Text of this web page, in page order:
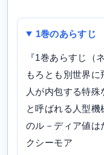
1巻のあらすじ
『1巻あらすじ（
もろとも別世界に
人が内包する特殊
と呼ばれる人型
のル－ディア値
クシーモア